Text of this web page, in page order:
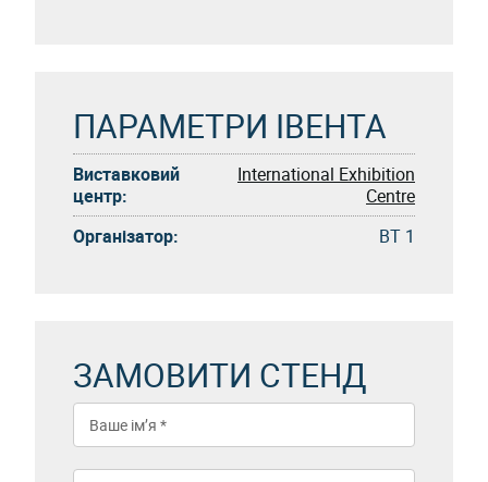
ПАРАМЕТРИ ІВЕНТА
Виставковий
центр:
International Exhibition
Centre
Організатор:
BT 1
ЗАМОВИТИ СТЕНД